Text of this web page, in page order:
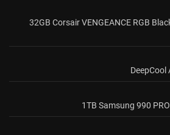
32GB Corsair VENGEANCE RGB
DeepCool
1TB Samsung 990